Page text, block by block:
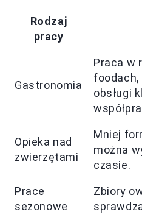
Rodzaj
pracy
Gastronomia
Praca w
foodach,
obsługi
Opieka nad
zwierzętami
Mniej
można
czasie.
Prace
sezonowe
Zbiory